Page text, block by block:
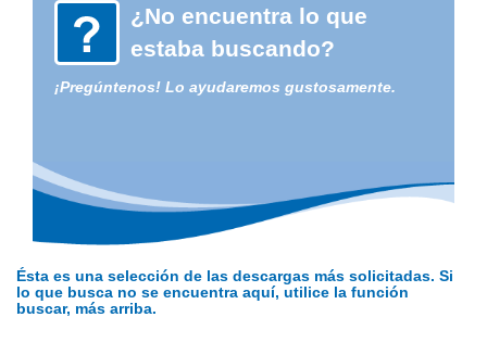
¿No encuentra lo que
estaba buscando?
¡Pregúntenos! Lo ayudaremos gustosamente.
Ésta es una selección de las descargas más solicitadas. Si
lo que busca no se encuentra aquí, utilice la función
buscar, más arriba.